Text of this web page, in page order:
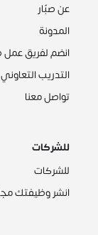
عن صبّار
المدونة
انضم لفريق عمل
التدريب التعاوني
تواصل معنا
للشركات
للشركات
انشر وظيفتك